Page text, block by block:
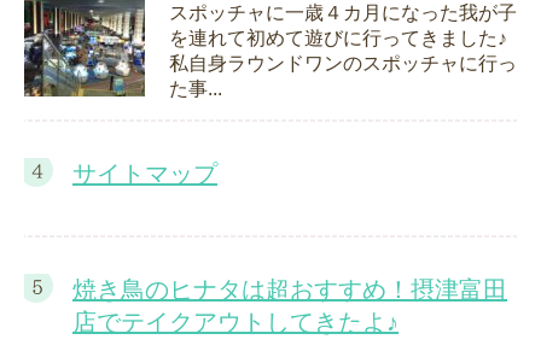
スポッチャに一歳４カ月になった我が子
を連れて初めて遊びに行ってきました♪
私自身ラウンドワンのスポッチャに行っ
た事...
サイトマップ
焼き鳥のヒナタは超おすすめ！摂津富田
店でテイクアウトしてきたよ♪